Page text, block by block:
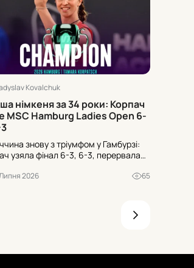
Kovalchuk
німкеня за 34 роки: Корпач
MSC Hamburg Ladies Open 6-
знову з тріумфом у Гамбурзі:
узяла фінал 6-3, 6-3, перервала
домашніх фіналів. Що це
2026 65